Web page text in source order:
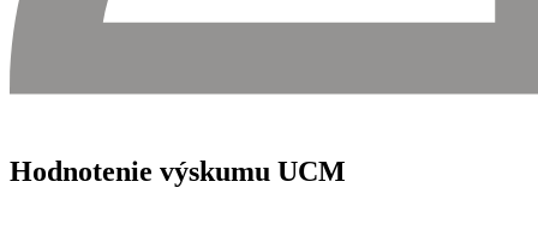
Hodnotenie výskumu UCM